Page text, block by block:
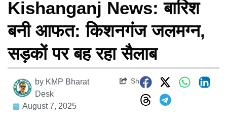
Kishanganj News: बारिश
बनी आफत: किशनगंज जलमग्न,
सड़कों पर बह रहा सैलाब
by KMP Bharat
Desk
August 7, 2025
Share